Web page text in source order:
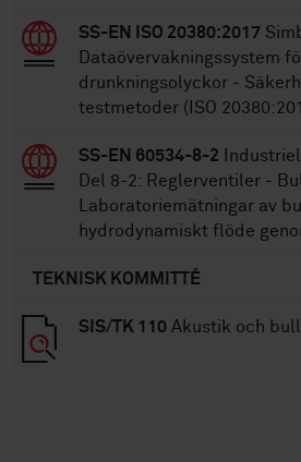
SS-EN ISO 20380:2017
Dataövervakningssystem
drunkningsolyckor -
testmetoder (ISO
SS-EN 60534-8-2
Del 8-2: Reglerventiler -
Laboratoriemätningar av
hydrodynamiskt flöde
TEKNISK KOMMITTÉ
SIS/TK 110 Akustik och